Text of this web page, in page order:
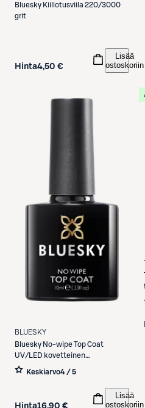
Bluesky Kiillotusviila 220/3000
grit
Hinta4,50 €
Lisää
ostoskoriin
BLUESKY
Bluesky No-wipe Top Coat
UV/LED kovetteinen
geelipäällyslakka 10 ml
Keskiarvo4 / 5
Hinta16,90 €
Lisää
ostoskoriin